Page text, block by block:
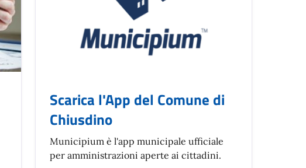
Scarica l'App del Comune di
Chiusdino
Municipium è l'app municipale ufficiale
per amministrazioni aperte ai cittadini.